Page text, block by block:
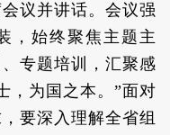
议并讲话。会议强
，始终聚焦主题主
专题培训，汇聚感
，为国之本。”面对
要深入理解全省组